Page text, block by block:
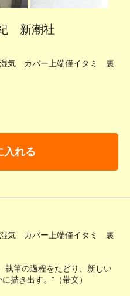
新潮社
気 カバー上端僅イタミ 裏
入れる
気 カバー上端僅イタミ 裏
執筆の過程をたどり、新しい
描き出す。”（帯文）